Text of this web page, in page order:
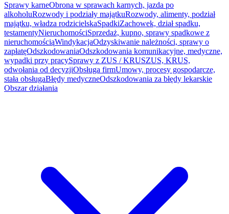
Sprawy karneObrona w sprawach karnych, jazda po
alkoholuRozwody i podziały majątkuRozwody, alimenty, podział
majątku, władza rodzicielskaSpadkiZachowek, dział spadku,
testamentyNieruchomościSprzedaż, kupno, sprawy spadkowe z
nieruchomościąWindykacjaOdzyskiwanie należności, sprawy o
zapłatęOdszkodowaniaOdszkodowania komunikacyjne, medyczne,
wypadki przy pracySprawy z ZUS / KRUSZUS, KRUS,
odwołania od decyzjiObsługa firmUmowy, procesy gospodarcze,
stała obsługaBłędy medyczneOdszkodowania za błędy lekarskie
Obszar działania